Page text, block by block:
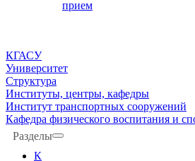
прием
КГАСУ
Университет
Структура
Институты, центры, кафедры
Институт транспортных сооружений
Кафедра физического воспитания и
Разделы
К